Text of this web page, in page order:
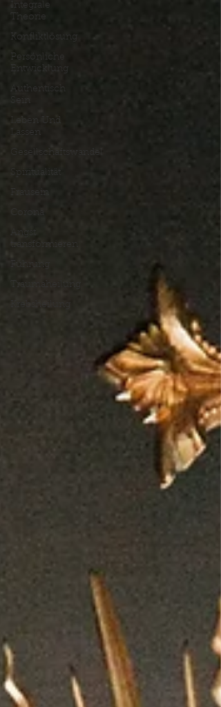
Integrale
Theorie
Konfliktlösung
Persönliche
Entwicklung
Authentisch
Sein
Leben Und
Lassen
Gesellschaftswandel
Spiritualität
Frausein
Corona
Angst
transformieren
Führung
Traumaheilung
Krebsheilung